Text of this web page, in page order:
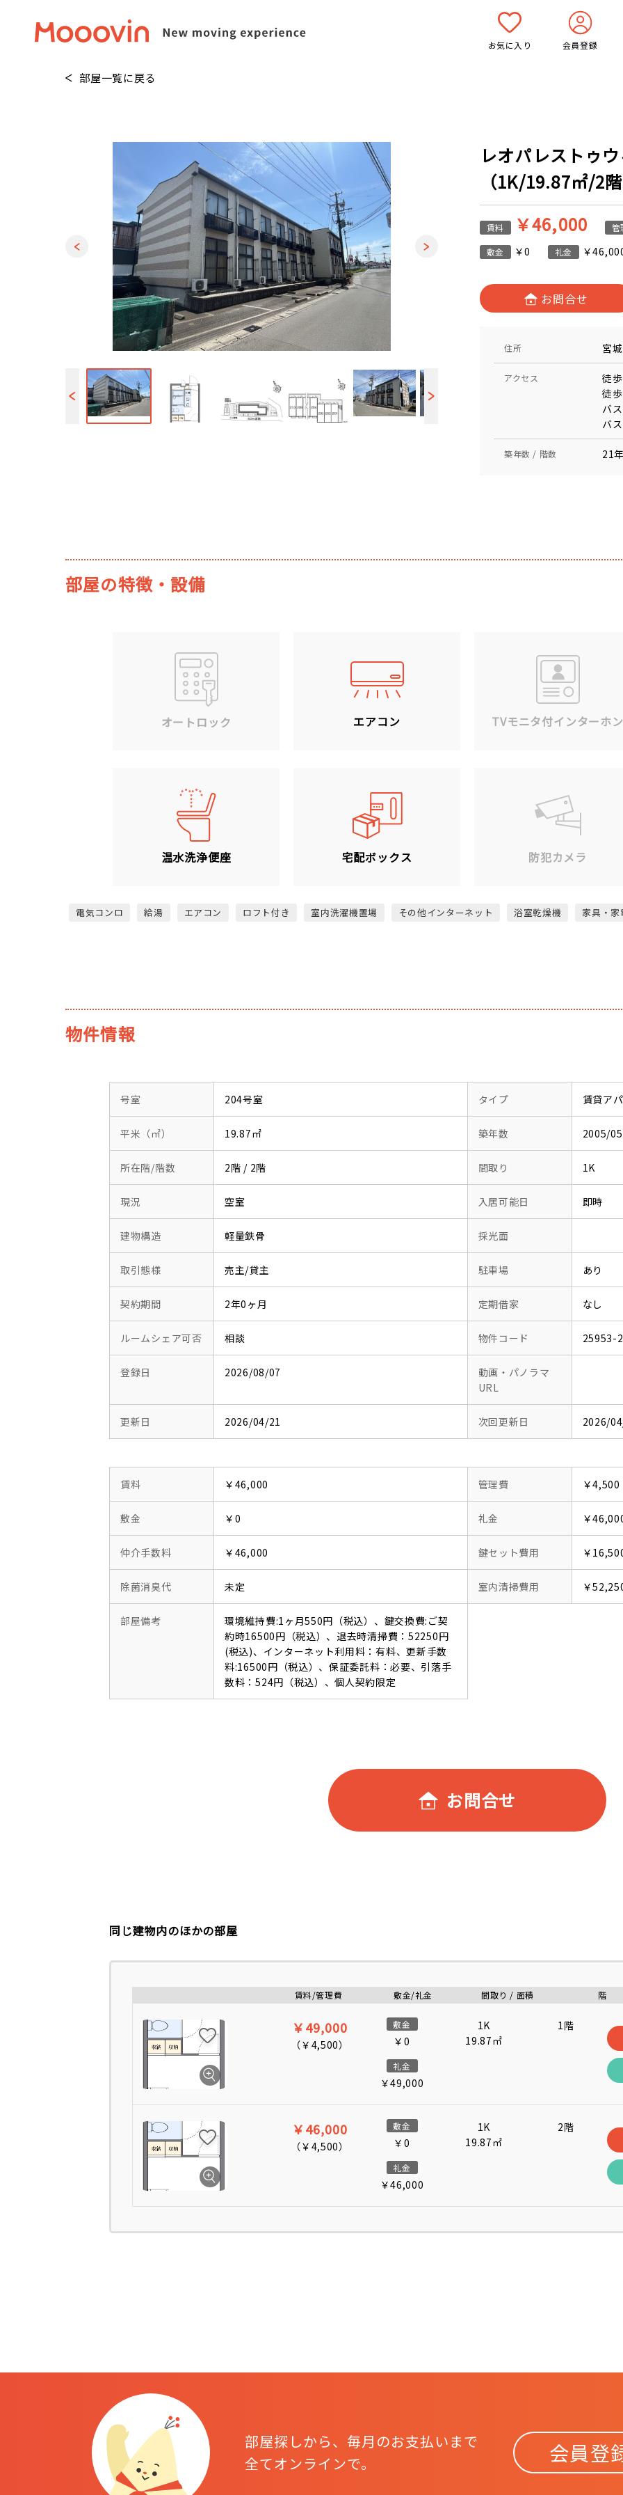
お気に入り 会員登録
部屋一覧に戻る
レオパレストゥ
（1K/19.87㎡/2
賃料 ￥46,000 管
敷金 ￥0 礼金 ￥
お問合せ
住所 宮
アクセス
徒
徒
バ
バ
築年数 / 階数 21
部屋の特徴・設備
オートロック エアコン TVモニタ付インターホン
温水洗浄便座 宅配ボックス 防犯カメラ
電気コンロ 給湯 エアコン ロフト付き 室内洗濯機置場 その他インターネット 浴室乾燥機 家具・家
物件情報
号室 204号室 タイプ 賃貸ア
平米（㎡） 19.87㎡ 築年数 2005/
所在階/階数 2階 / 2階 間取り 1K
現況 空室 入居可能日 即時
建物構造 軽量鉄骨 採光面
取引態様 売主/貸主 駐車場 あり
契約期間 2年0ヶ月 定期借家 なし
ルームシェア可否 相談 物件コード 25953-
登録日 2026/08/07
動画・パノラマ
URL
更新日 2026/04/21 次回更新日 2026/
賃料 ￥46,000 管理費 ￥4,500
敷金 ￥0 礼金 ￥
仲介手数料 ￥46,000 鍵セット費用 ￥
除菌消臭代 未定 室内清掃費用 ￥
部屋備考
環境維持費:1ヶ月550円（税込）、鍵交換費:ご契
約時16500円（税込）、退去時清掃費：52250円
(税込)、インターネット利用料：有料、更新手数
料:16500円（税込）、保証委託料：必要、引落手
数料：524円（税込）、個人契約限定
お問合せ
同じ建物内のほかの部屋
賃料/管理費 敷金/礼金 間取り / 面積 階
￥49,000
（￥4,500）
敷金
￥0
礼金
￥49,000
1K
19.87㎡
1階
￥46,000
（￥4,500）
敷金
￥0
礼金
￥46,000
1K
19.87㎡
2階
部屋探しから、毎月のお支払いまで
全てオンラインで。
会員登